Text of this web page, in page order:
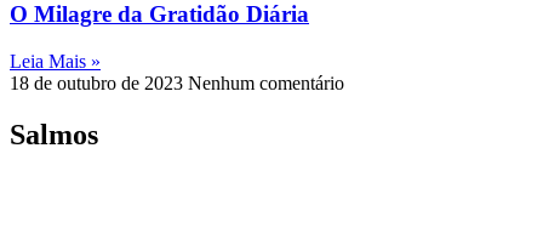
O Milagre da Gratidão Diária
Leia Mais »
18 de outubro de 2023 Nenhum comentário
Salmos